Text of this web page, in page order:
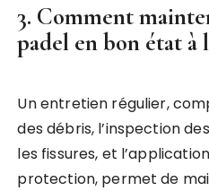
3. Comment
padel en bon état à
Un entretien régulier,
des débris, l’inspection
les fissures, et
protection, permet de